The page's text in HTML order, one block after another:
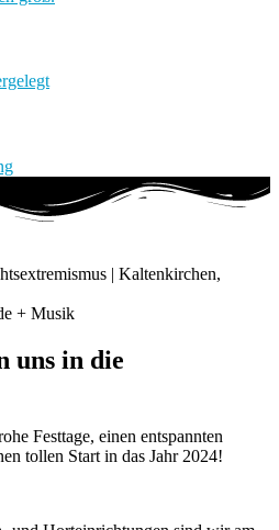
| Kaltenkirchen,
+ Musik
uns in die
Festtage, einen entspannten
tollen Start in das Jahr 2024!